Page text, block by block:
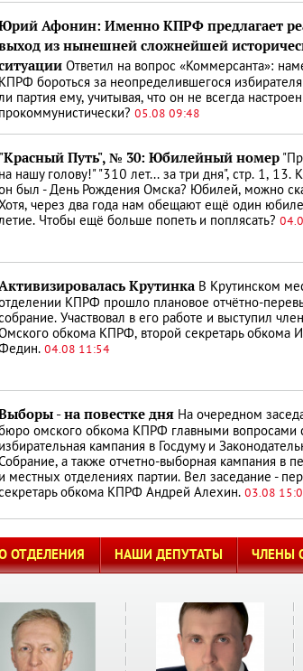
Афонин: Именно КПРФ предлагает
из нынешней сложнейшей
Ответил на вопрос «Коммерсанта»:
КПРФ бороться за неопределившегося
партия ему, учитывая, что он не всегда
прокоммунистически? 05.08 09:48
"Красный Путь", № 30: Юбилейный номер
на нашу голову!" "310 лет... за три дня", стр. 1, 13.
был - День Рождения Омска? Юбилей, можно
через два года нам обещают ещё один
Чтобы ещё больше попеть и поплясать?
Крутинка В Крутинском
КПРФ прошло плановое отчётно-
Участвовал в его работе и выступил
обкома КПРФ, второй секретарь обкома
04.08 11:54
- на повестке дня На очередном
омского обкома КПРФ главными вопросами
избирательная кампания в Госдуму и
а также отчетно-выборная кампания в
и местных отделениях партии. Вел заседание -
обкома КПРФ Андрей Алехин. 03.08
ОТДЕЛЕНИЯ НАШИ ДЕПУТАТЫ ЧЛЕНЫ